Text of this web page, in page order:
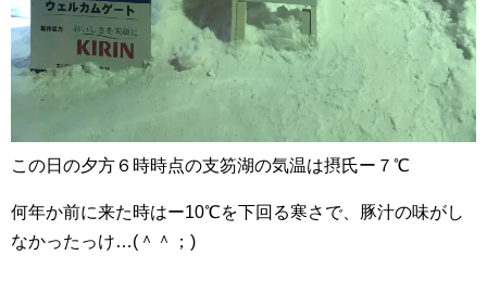
この日の夕方６時時点の支笏湖の気温は摂氏ー７℃
何年か前に来た時はー10℃を下回る寒さで、豚汁の味がし
なかったっけ…(＾＾；)